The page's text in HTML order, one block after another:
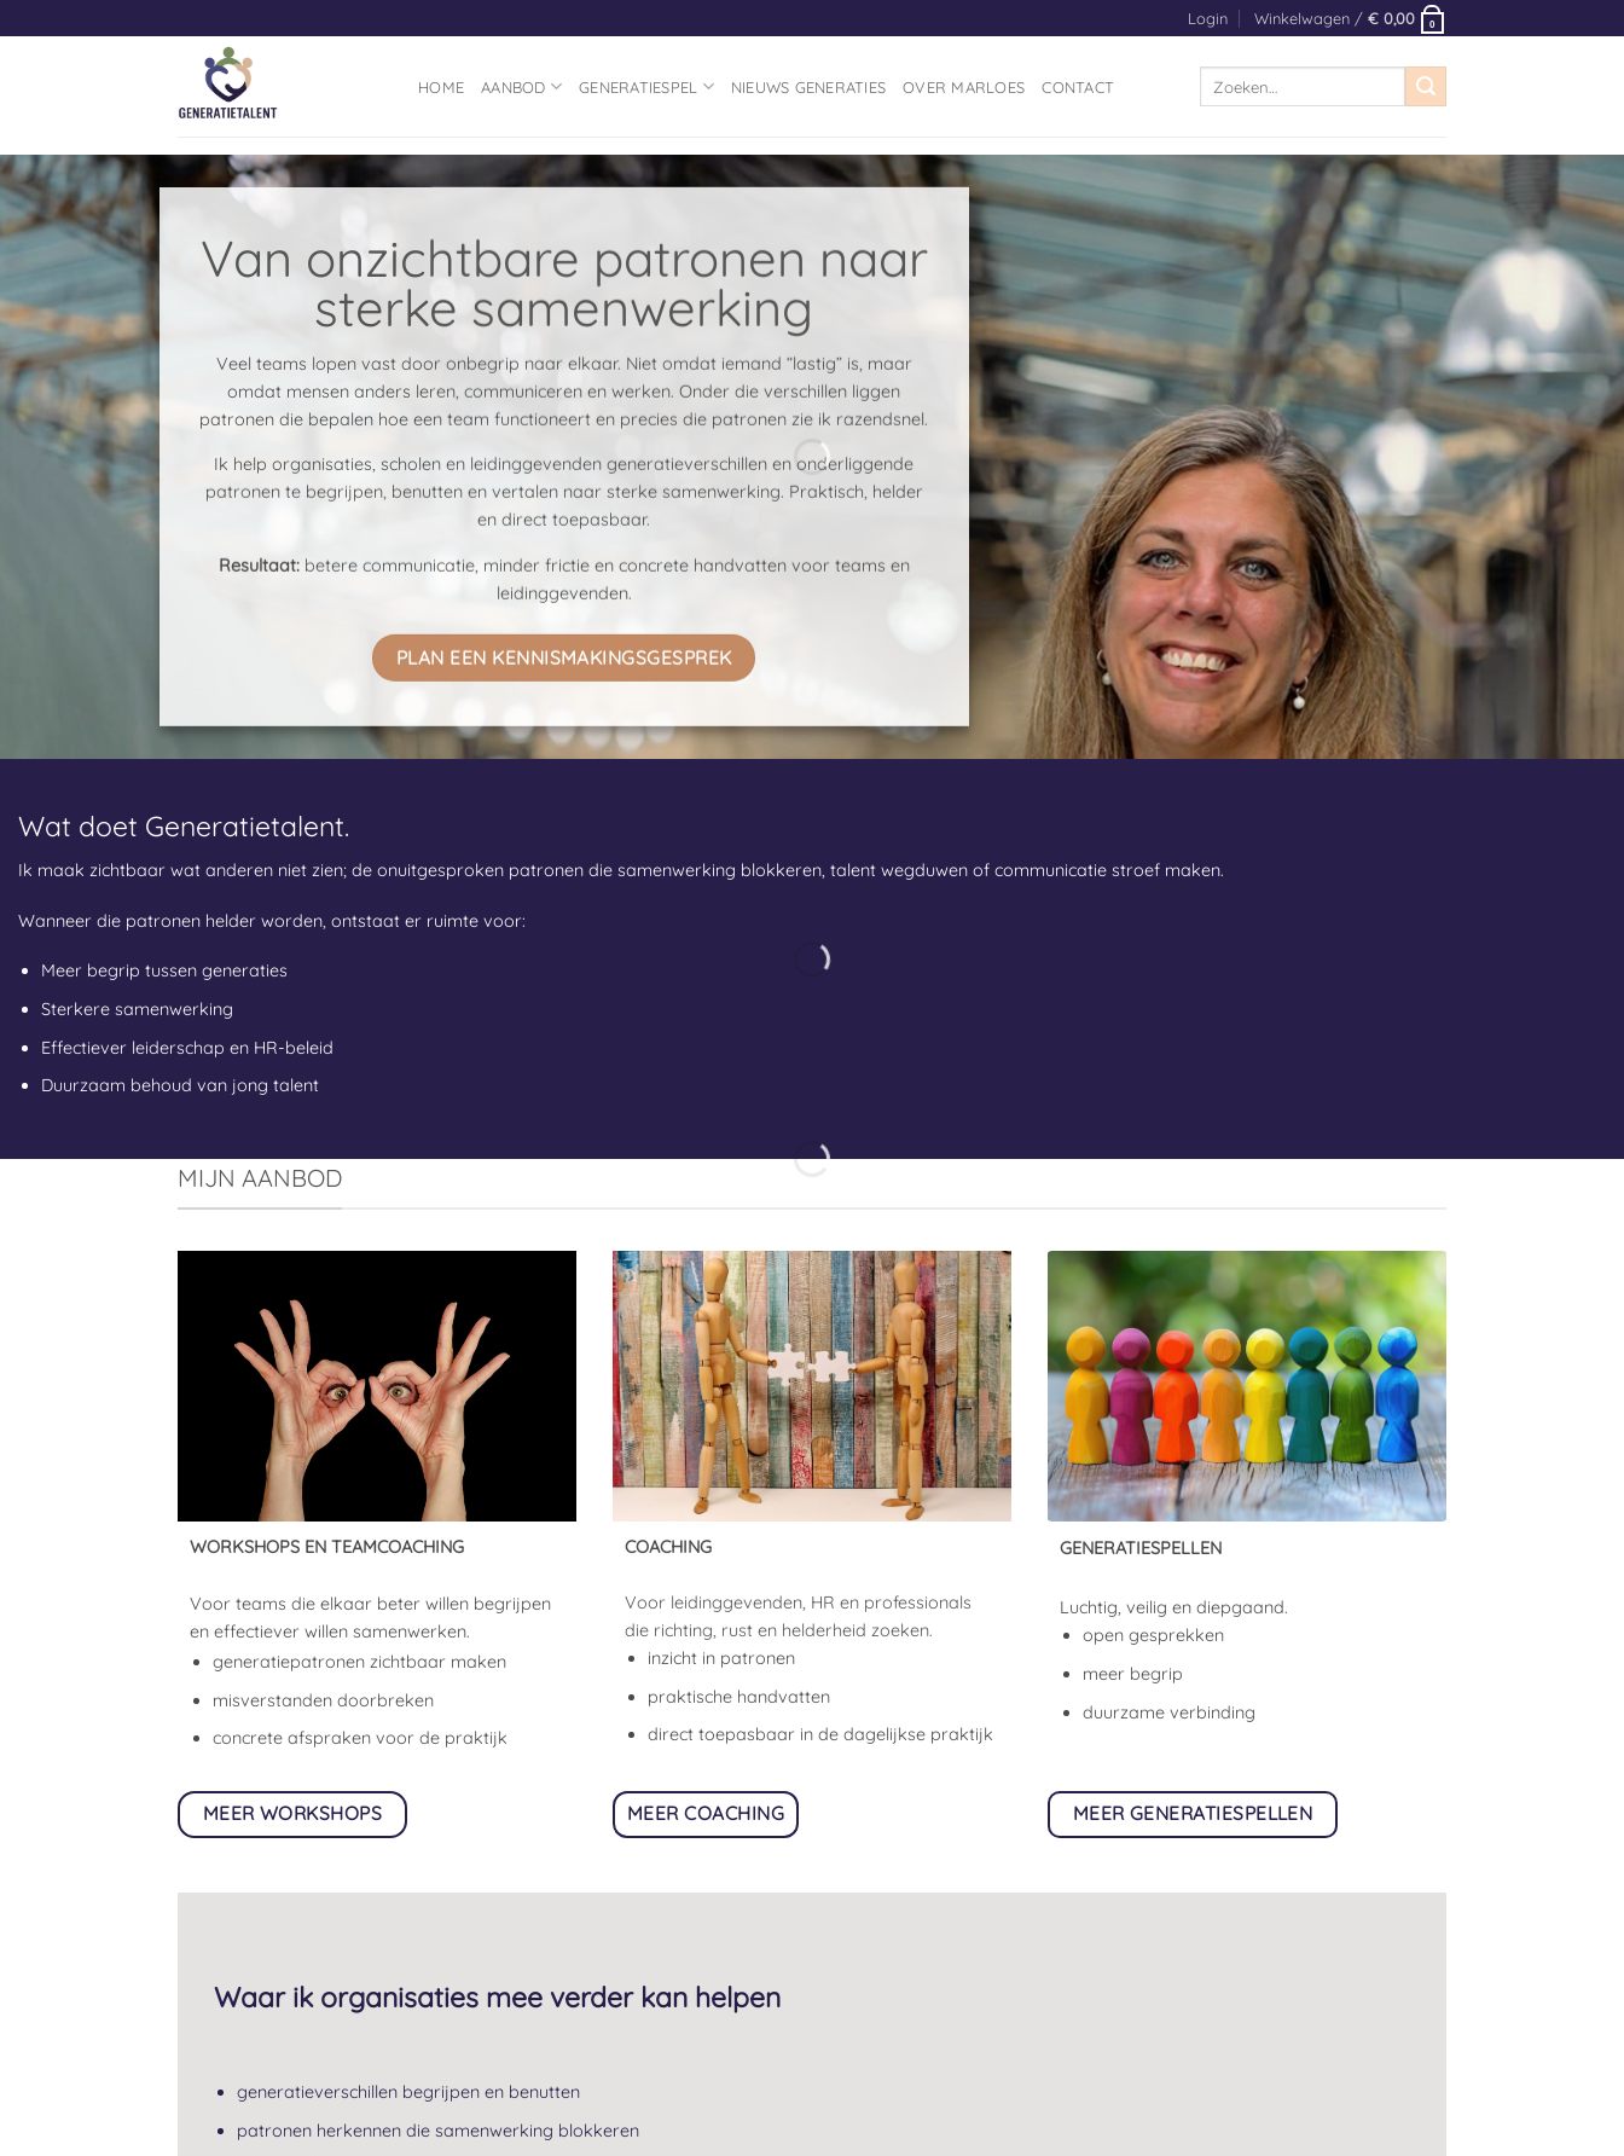
naar
Login Winkelwagen / € 0,00 0
HOME AANBOD GENERATIESPEL NIEUWS GENERATIES OVER MARLOES CONTACT
Van onzichtbare patronen naar
sterke samenwerking
Veel teams lopen vast door onbegrip naar elkaar. Niet omdat iemand “lastig” is, maar
omdat mensen anders leren, communiceren en werken. Onder die verschillen liggen
patronen die bepalen hoe een team functioneert en precies die patronen zie ik razendsnel.
Ik help organisaties, scholen en leidinggevenden generatieverschillen en onderliggende
patronen te begrijpen, benutten en vertalen naar sterke samenwerking. Praktisch, helder
en direct toepasbaar.
Resultaat:betere communicatie, minder frictie en concrete handvatten voor teams en
leidinggevenden.
PLAN EEN KENNISMAKINGSGESPREK
Wat doet Generatietalent.
Ik maak zichtbaar wat anderen niet zien; de onuitgesproken patronen die samenwerking blokkeren, talent wegduwen of communicatie stroef maken.
Wanneer die patronen helder worden, ontstaat er ruimte voor:
Meer begrip tussen generaties
Sterkere samenwerking
Effectiever leiderschap en HR-beleid
Duurzaam behoud van jong talent
MIJN AANBOD
WORKSHOPS EN TEAMCOACHING
Voor teams die elkaar beter willen begrijpen
en effectiever willen samenwerken.
generatiepatronen zichtbaar maken
misverstanden doorbreken
concrete afspraken voor de praktijk
COACHING
Voor leidinggevenden, HR en professionals
die richting, rust en helderheid zoeken.
inzicht in patronen
praktische handvatten
direct toepasbaar in de dagelijkse praktijk
GENERATIESPELLEN
Luchtig, veilig en diepgaand.
open gesprekken
meer begrip
duurzame verbinding
MEER WORKSHOPS MEER COACHING MEER GENERATIESPELLEN
Waar ik organisaties mee verder kan helpen
generatieverschillen begrijpen en benutten
patronen herkennen die samenwerking blokkeren